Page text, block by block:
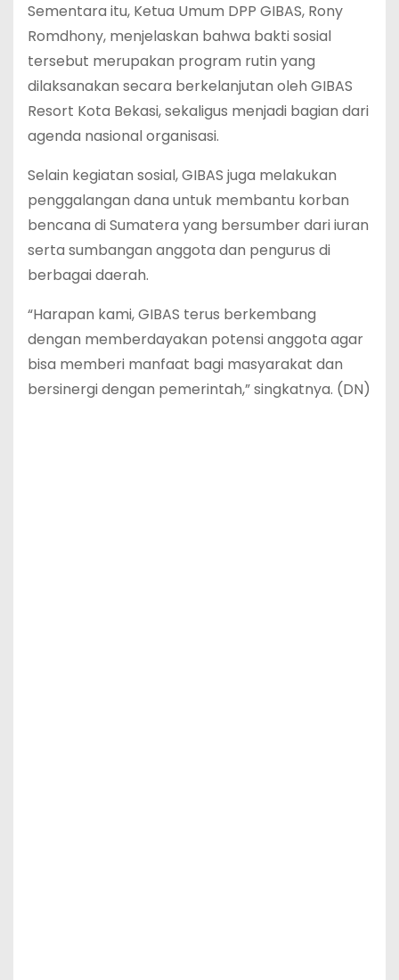
Sementara itu, Ketua Umum DPP GIBAS, Rony
Romdhony, menjelaskan bahwa bakti sosial
tersebut merupakan program rutin yang
dilaksanakan secara berkelanjutan oleh GIBAS
Resort Kota Bekasi, sekaligus menjadi bagian dari
agenda nasional organisasi.
Selain kegiatan sosial, GIBAS juga melakukan
penggalangan dana untuk membantu korban
bencana di Sumatera yang bersumber dari iuran
serta sumbangan anggota dan pengurus di
berbagai daerah.
“Harapan kami, GIBAS terus berkembang
dengan memberdayakan potensi anggota agar
bisa memberi manfaat bagi masyarakat dan
bersinergi dengan pemerintah,” singkatnya. (DN)